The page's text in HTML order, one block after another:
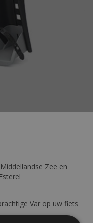
Zee en
Var op uw fiets